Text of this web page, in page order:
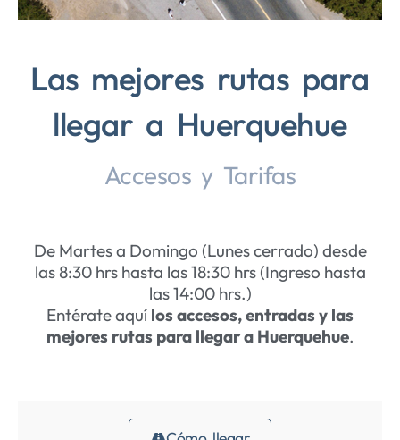
Las mejores rutas para
llegar a Huerquehue
Accesos y Tarifas
De Martes a Domingo (Lunes cerrado) desde
las 8:30 hrs hasta las 18:30 hrs (Ingreso hasta
las 14:00 hrs.)
Entérate aquí los accesos, entradas y las
mejores rutas para llegar a Huerquehue.